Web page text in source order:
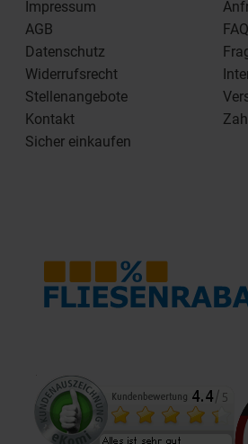
Impressum
AGB
Datenschutz
Widerrufsrecht
Stellenangebote
Kontakt
Sicher einkaufen